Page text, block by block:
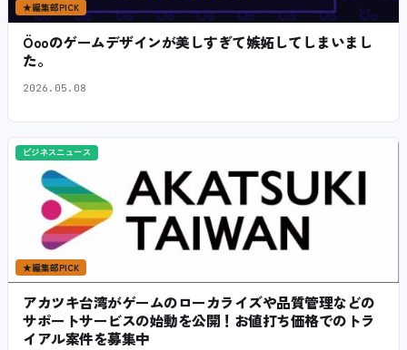
★編集部PICK
Öooのゲームデザインが美しすぎて嫉妬してしまいまし
た。
2026.05.08
ビジネスニュース
★編集部PICK
アカツキ台湾がゲームのローカライズや品質管理などの
サポートサービスの始動を公開！お値打ち価格でのトラ
イアル案件を募集中